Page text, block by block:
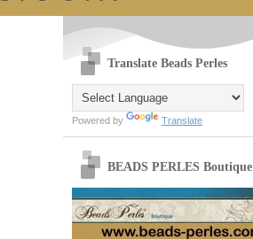
Translate Beads Perles
Powered by Translate
BEADS PERLES Boutique